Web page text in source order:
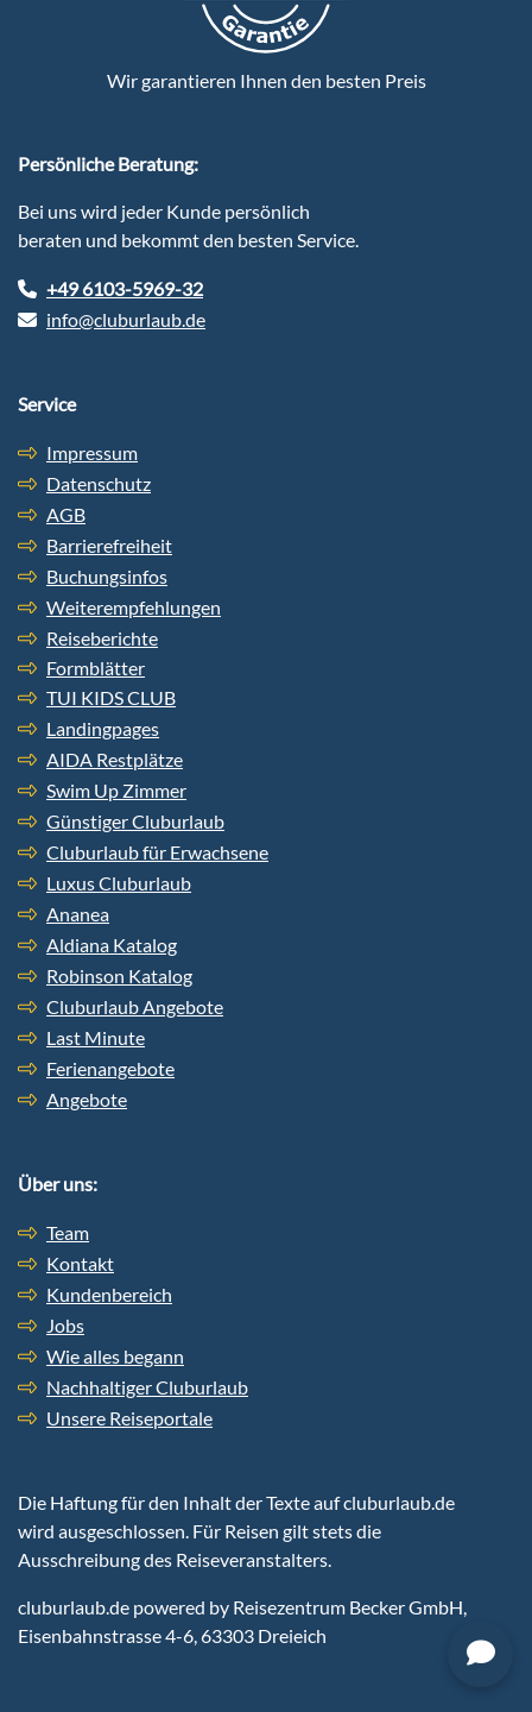
Wir garantieren Ihnen den besten Preis
Persönliche Beratung:
Bei uns wird jeder Kunde persönlich
beraten und bekommt den besten Service.
+49 6103-5969-32
info@cluburlaub.de
Service
Impressum
Datenschutz
AGB
Barrierefreiheit
Buchungsinfos
Weiterempfehlungen
Reiseberichte
Formblätter
TUI KIDS CLUB
Landingpages
AIDA Restplätze
Swim Up Zimmer
Günstiger Cluburlaub
Cluburlaub für Erwachsene
Luxus Cluburlaub
Ananea
Aldiana Katalog
Robinson Katalog
Cluburlaub Angebote
Last Minute
Ferienangebote
Angebote
Über uns:
Team
Kontakt
Kundenbereich
Jobs
Wie alles begann
Nachhaltiger Cluburlaub
Unsere Reiseportale
Die Haftung für den Inhalt der Texte auf cluburlaub.de
wird ausgeschlossen. Für Reisen gilt stets die
Ausschreibung des Reiseveranstalters.
cluburlaub.de powered by Reisezentrum Becker GmbH,
Eisenbahnstrasse 4-6, 63303 Dreieich